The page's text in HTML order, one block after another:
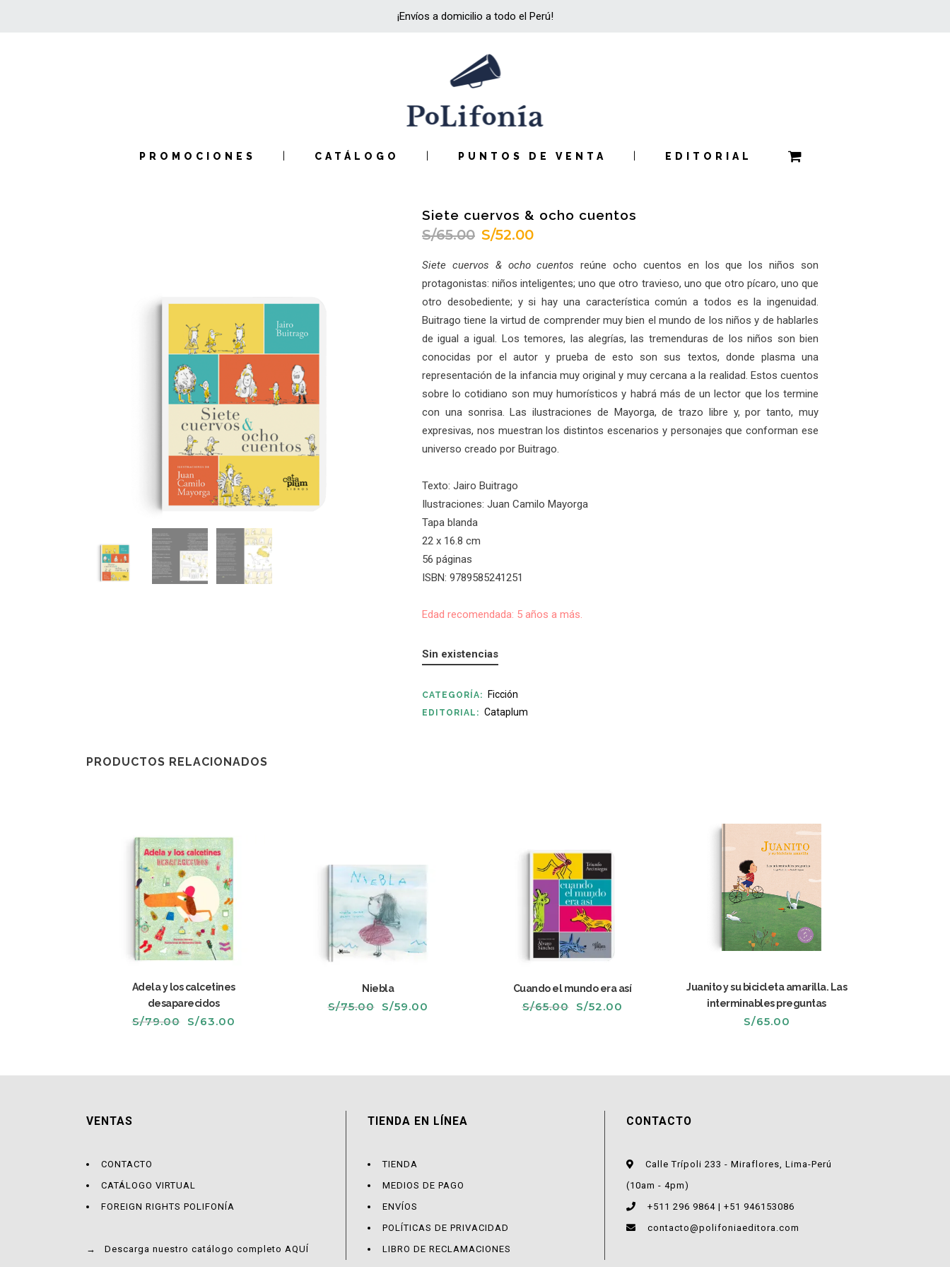
¡Envíos a domicilio a todo el Perú!
PROMOCIONES CATÁLOGO PUNTOS DE VENTA EDITORIAL
Siete cuervos & ocho cuentos
S/65.00 El
original
era:
S/65.00.
S/52.00El
actual
es:
S/52.00.
Siete cuervos & ocho cuentos reúne ocho cuentos en los que los niños son
protagonistas: niños inteligentes; uno que otro travieso, uno que otro pícaro, uno que
otro desobediente; y si hay una característica común a todos es la ingenuidad.
Buitrago tiene la virtud de comprender muy bien el mundo de los niños y de hablarles
de igual a igual. Los temores, las alegrías, las tremenduras de los niños son bien
conocidas por el autor y prueba de esto son sus textos, donde plasma una
representación de la infancia muy original y muy cercana a la realidad. Estos cuentos
sobre lo cotidiano son muy humorísticos y habrá más de un lector que los termine
con una sonrisa. Las ilustraciones de Mayorga, de trazo libre y, por tanto, muy
expresivas, nos muestran los distintos escenarios y personajes que conforman ese
universo creado por Buitrago.
Texto: Jairo Buitrago
Ilustraciones: Juan Camilo Mayorga
Tapa blanda
22 x 16.8 cm
56 páginas
ISBN: 9789585241251
Edad recomendada: 5 años a más.
Sin existencias
CATEGORÍA: Ficción
EDITORIAL: Cataplum
PRODUCTOS RELACIONADOS
Adela y los calcetines
desaparecidos
S/79.00 El
S/63.00
Niebla
S/75.00 El
S/59.00
Cuando el mundo era así
S/65.00 El
S/52.00
Juanito y su bicicleta amarilla. Las
interminables preguntas
S/65.00
VENTAS
CONTACTO
CATÁLOGO VIRTUAL
FOREIGN RIGHTS POLIFONÍA
→ Descarga nuestro catálogo completo AQUÍ
TIENDA EN LÍNEA
TIENDA
MEDIOS DE PAGO
ENVÍOS
POLÍTICAS DE PRIVACIDAD
LIBRO DE RECLAMACIONES
CONTACTO
Calle Trípoli 233 - Miraflores, Lima-Perú
(10am - 4pm)
+511 296 9864 | +51 946153086
contacto@polifoniaeditora.com